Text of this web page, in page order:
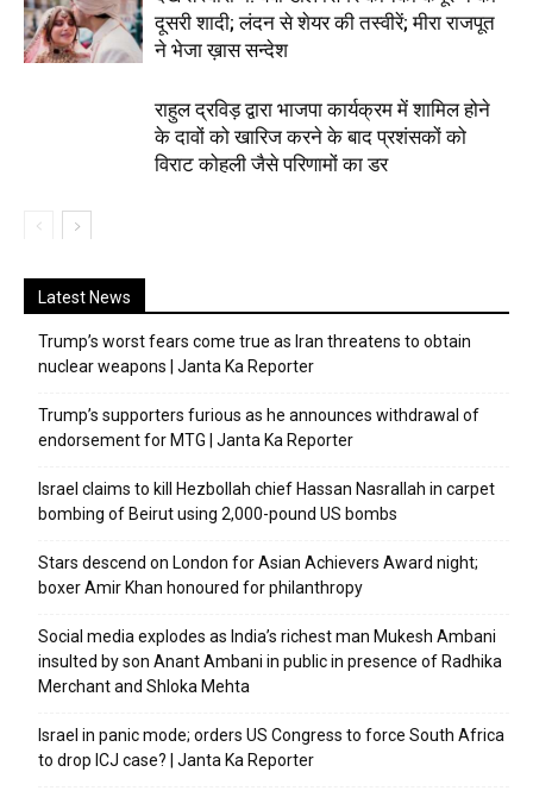
दूसरी शादी; लंदन से शेयर की तस्वीरें; मीरा राजपूत
ने भेजा ख़ास सन्देश
राहुल द्रविड़ द्वारा भाजपा कार्यक्रम में शामिल होने
के दावों को खारिज करने के बाद प्रशंसकों को
विराट कोहली जैसे परिणामों का डर
Latest News
Trump’s worst fears come true as Iran threatens to obtain
nuclear weapons | Janta Ka Reporter
Trump’s supporters furious as he announces withdrawal of
endorsement for MTG | Janta Ka Reporter
Israel claims to kill Hezbollah chief Hassan Nasrallah in carpet
bombing of Beirut using 2,000-pound US bombs
Stars descend on London for Asian Achievers Award night;
boxer Amir Khan honoured for philanthropy
Social media explodes as India’s richest man Mukesh Ambani
insulted by son Anant Ambani in public in presence of Radhika
Merchant and Shloka Mehta
Israel in panic mode; orders US Congress to force South Africa
to drop ICJ case? | Janta Ka Reporter